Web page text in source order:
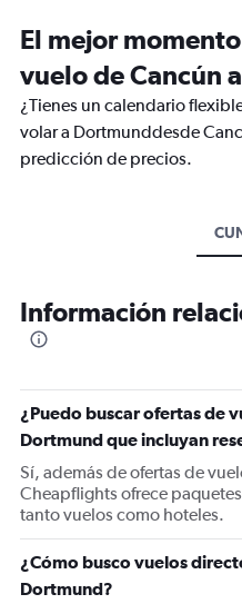
El mejor
vuelo de Cancún
¿Tienes un calendario
volar a Dortmunddesde
predicción de precios.
Información
¿Puedo buscar ofertas de
Dortmund que incluyan
Sí, además de ofertas de
Cheapflights ofrece
tanto vuelos como hoteles.
¿Cómo busco vuelos
Dortmund?